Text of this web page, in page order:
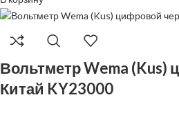
Вольтметр Wema
Китай KY23000